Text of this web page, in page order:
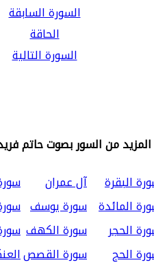
السورة السابقة
الحاقة
السورة التالية
المزيد من السور بصوت حاتم
البقرة
آل عمران
المائدة سورة يوسف
الحجر
سورة الكهف
الحج
سورة القصص